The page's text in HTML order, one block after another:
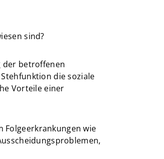
sind?
der betroffenen
die soziale
Vorteile einer
wie